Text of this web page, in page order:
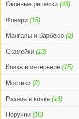
Оконные решётки (43)
Фонари (15)
Мангалы и барбекю (2)
Скамейки (13)
Ковка в интерьере (15)
Мостики (2)
Разное в ковке (16)
Поручни (10)